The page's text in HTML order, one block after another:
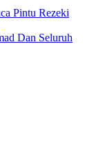
Pintu Rezeki
Dan Seluruh